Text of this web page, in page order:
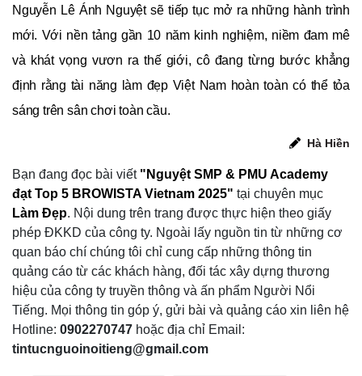
Nguyễn Lê Ánh Nguyệt sẽ tiếp tục mở ra những hành trình
mới. Với nền tảng gần 10 năm kinh nghiệm, niềm đam mê
và khát vọng vươn ra thế giới, cô đang từng bước khẳng
định rằng tài năng làm đẹp Việt Nam hoàn toàn có thể tỏa
sáng trên sân chơi toàn cầu.
Hà Hiền
Bạn đang đọc bài viết "Nguyệt SMP & PMU Academy
đạt Top 5 BROWISTA Vietnam 2025" tại chuyên mục
Làm Đẹp. Nội dung trên trang được thực hiện theo giấy
phép ĐKKD của công ty. Ngoài lấy nguồn tin từ những cơ
quan báo chí chúng tôi chỉ cung cấp những thông tin
quảng cáo từ các khách hàng, đối tác xây dựng thương
hiệu của công ty truyền thông và ấn phẩm Người Nổi
Tiếng. Mọi thông tin góp ý, gửi bài và quảng cáo xin liên hệ
Hotline: 0902270747 hoặc địa chỉ Email:
tintucnguoinoitieng@gmail.com